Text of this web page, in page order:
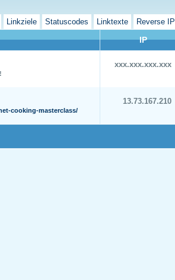
Linkziele Statuscodes Linktexte Reverse IP
IP
!
xxx.xxx.xxx.xxx
cooking-masterclass/
13.73.167.210